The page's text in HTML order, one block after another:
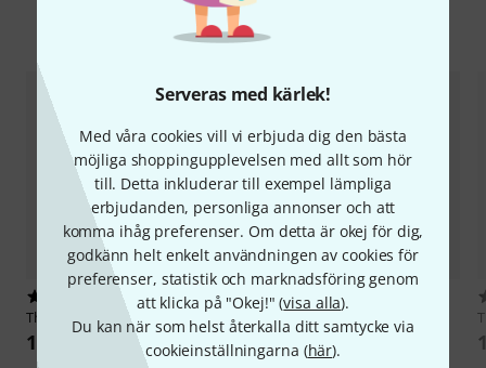
Serveras med kärlek!
Med våra cookies vill vi erbjuda dig den bästa
möjliga shoppingupplevelsen med allt som hör
till. Detta inkluderar till exempel lämpliga
erbjudanden, personliga annonser och att
komma ihåg preferenser. Om detta är okej för dig,
godkänn helt enkelt användningen av cookies för
preferenser, statistik och marknadsföring genom
att klicka på "Okej!" (visa alla).
Du kan när som helst återkalla ditt samtycke via
cookieinställningarna (här).
Tillbehör & matchande produkter
77
Thomann Classic Violinset 3/4
1 699 kr
1665
StartoneMusic Stand Black
111 kr